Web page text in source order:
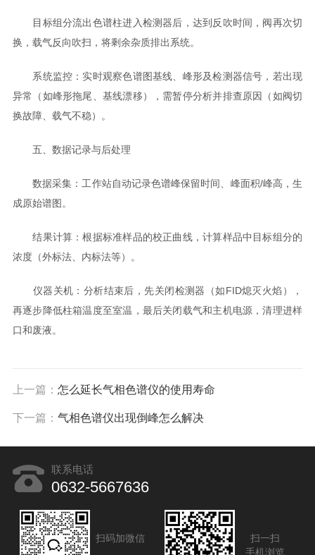
目标组分流出色谱柱进入检测器后，达到反吹时间，阀再次切
换，载气反向吹扫，将剩余杂质排出系统。
系统监控：实时观察色谱图基线、峰形及检测器信号，若出现
异常（如峰形拖尾、基线漂移），需暂停分析并排查原因（如阀切
换故障、载气不稳）。
五、数据记录与后处理
数据采集：工作站自动记录色谱峰保留时间、峰面积/峰高，生
成原始谱图。
结果计算：根据标准样品的校正曲线，计算样品中目标组分的
浓度（外标法、内标法等）。
仪器关机：分析结束后，先关闭检测器（如FID熄灭火焰），
再逐步降低柱箱温度至室温，最后关闭载气和主机电源，清理进样
口和废液。
上一篇： 怎么延长气相色谱仪的使用寿命
下一篇： 气相色谱仪出现倒峰怎么解决
联系电话
0632-5667636
扫码加微信
扫一扫
手机浏览